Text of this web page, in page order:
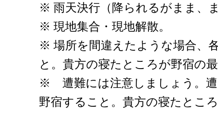
※ 雨天決行（降られるがまま、
※ 現地集合・現地解散。
※ 場所を間違えたような場合、
と。貴方の寝たところが野宿の
※ 遭難には注意しましょう。遭
野宿すること。貴方の寝たとこ